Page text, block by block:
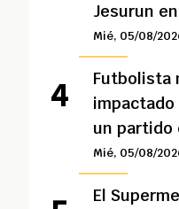
Jesurun
Mié, 05/08/
Futbolista
un partido
Mié, 05/08/
El